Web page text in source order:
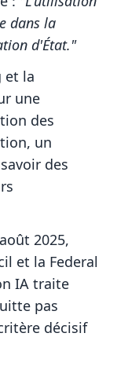
dans la
d'État."
et la
une
des
un
des
2025,
et la Federal
IA traite
pas
décisif